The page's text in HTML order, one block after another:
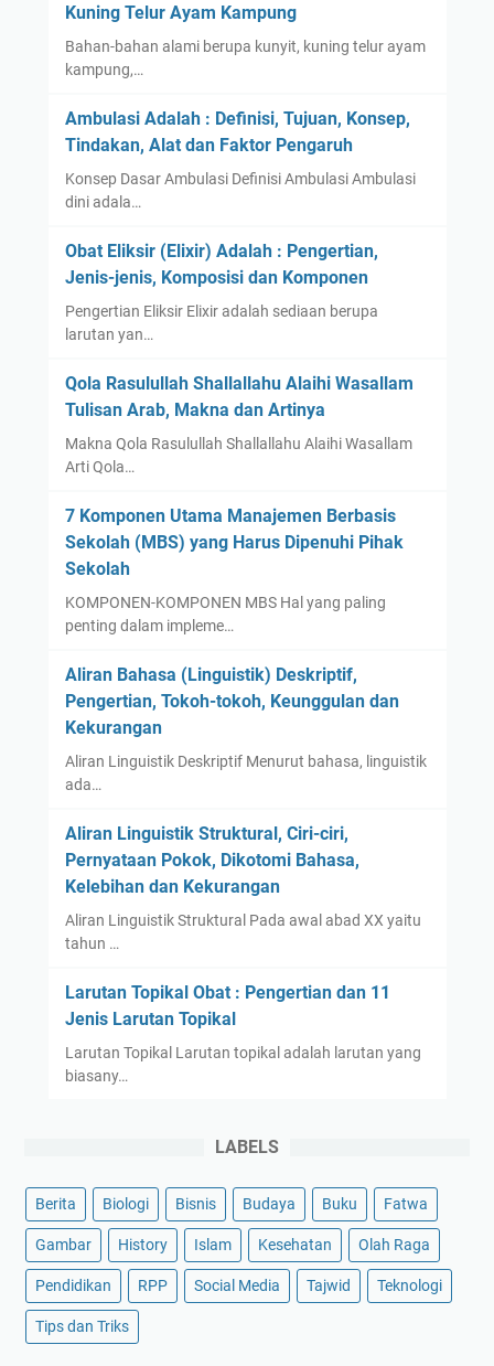
Kuning Telur Ayam Kampung
Bahan-bahan alami berupa kunyit, kuning telur ayam
kampung,…
Ambulasi Adalah : Definisi, Tujuan, Konsep,
Tindakan, Alat dan Faktor Pengaruh
Konsep Dasar Ambulasi Definisi Ambulasi Ambulasi
dini adala…
Obat Eliksir (Elixir) Adalah : Pengertian,
Jenis-jenis, Komposisi dan Komponen
Pengertian Eliksir Elixir adalah sediaan berupa
larutan yan…
Qola Rasulullah Shallallahu Alaihi Wasallam
Tulisan Arab, Makna dan Artinya
Makna Qola Rasulullah Shallallahu Alaihi Wasallam
Arti Qola…
7 Komponen Utama Manajemen Berbasis
Sekolah (MBS) yang Harus Dipenuhi Pihak
Sekolah
KOMPONEN-KOMPONEN MBS Hal yang paling
penting dalam impleme…
Aliran Bahasa (Linguistik) Deskriptif,
Pengertian, Tokoh-tokoh, Keunggulan dan
Kekurangan
Aliran Linguistik Deskriptif Menurut bahasa, linguistik
ada…
Aliran Linguistik Struktural, Ciri-ciri,
Pernyataan Pokok, Dikotomi Bahasa,
Kelebihan dan Kekurangan
Aliran Linguistik Struktural Pada awal abad XX yaitu
tahun …
Larutan Topikal Obat : Pengertian dan 11
Jenis Larutan Topikal
Larutan Topikal Larutan topikal adalah larutan yang
biasany…
LABELS
Berita Biologi Bisnis Budaya Buku Fatwa
Gambar History Islam Kesehatan Olah Raga
Pendidikan RPP Social Media Tajwid Teknologi
Tips dan Triks